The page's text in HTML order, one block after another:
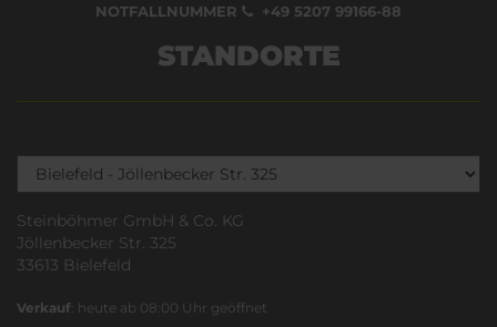
NOTFALLNUMMER +49 5207 99166-88
STANDORTE
Steinböhmer GmbH & Co. KG
Jöllenbecker Str. 325
33613 Bielefeld
Verkauf: heute ab 08:00 Uhr geöffnet